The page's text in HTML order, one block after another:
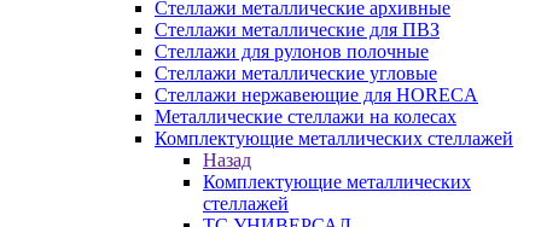
Стеллажи металлические архивные
Стеллажи металлические для ПВЗ
Стеллажи для рулонов полочные
Стеллажи металлические угловые
Стеллажи нержавеющие для HORECA
Металлические стеллажи на колесах
Комплектующие металлических стеллажей
Назад
Комплектующие металлических
стеллажей